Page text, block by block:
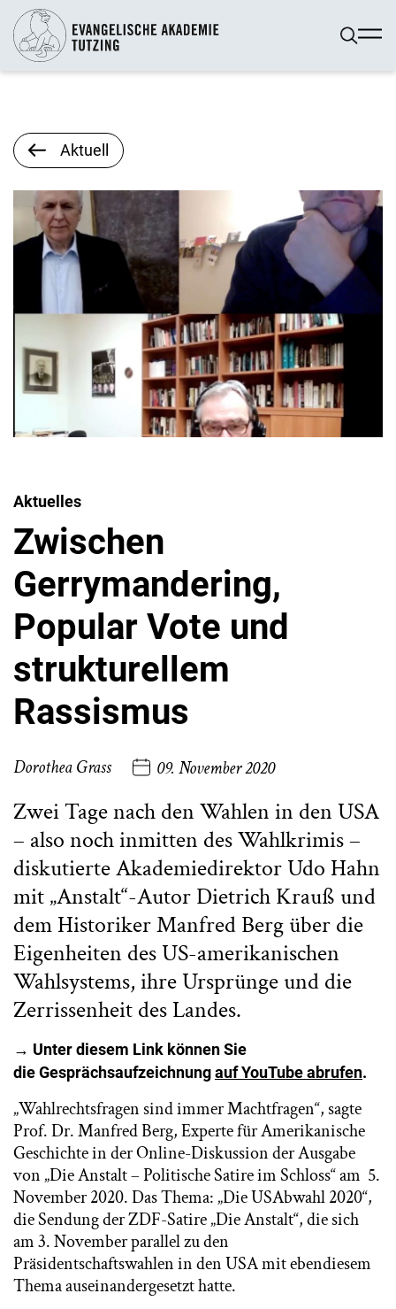
Aktuell
Aktuelles
Zwischen
Gerrymandering,
Popular Vote und
strukturellem
Rassismus
Dorothea Grass 09. November 2020
Zwei Tage nach den Wahlen in den USA
– also noch inmitten des Wahlkrimis –
diskutierte Akademiedirektor Udo Hahn
mit „Anstalt“-Autor Dietrich Krauß und
dem Historiker Manfred Berg über die
Eigenheiten des US-amerikanischen
Wahlsystems, ihre Ursprünge und die
Zerrissenheit des Landes.
→ Unter diesem Link können Sie
die Gesprächsaufzeichnungauf YouTube abrufen.
„Wahlrechtsfragen sind immer Machtfragen“, sagte
Prof. Dr. Manfred Berg, Experte für Amerikanische
Geschichte in der Online-Diskussion der Ausgabe
von „Die Anstalt – Politische Satire im Schloss“ am 5.
November 2020. Das Thema: „Die USAbwahl 2020“,
die Sendung der ZDF-Satire „Die Anstalt“, die sich
am 3. November parallel zu den
Präsidentschaftswahlen in den USA mit ebendiesem
Thema auseinandergesetzt hatte.